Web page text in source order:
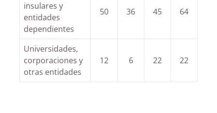
insulares y
entidades
dependientes
50 36 45 64
Universidades,
corporaciones y
otras entidades
12 6 22 22